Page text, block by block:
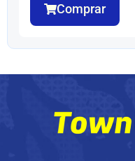
Comprar